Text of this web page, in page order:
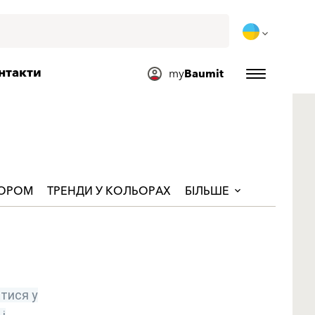
myBaumit
ТРЕНДИ У КОЛЬОРАХ БІЛЬШЕ
у